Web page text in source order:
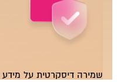
שמירה דיסקרטית על מידע